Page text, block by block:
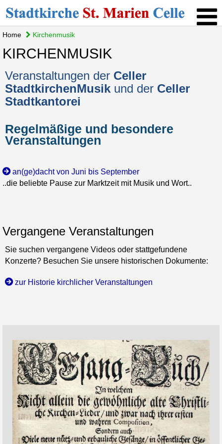
Home Kirchenmusik
KIRCHENMUSIK
Veranstaltungen der Celler
StadtkirchenMusik und der Celler
Stadtkantorei
Regelmäßige und besondere
Veranstaltungen
an(ge)dacht von Juni bis September
..die beliebte Pause zur Marktzeit mit Musik und Wort..
Vergangene Veranstaltungen
Sie suchen vergangene Videos oder stattgefundene
Konzerte? Besuchen Sie unsere historischen Dokumente:
zur Historie kirchlicher Veranstaltungen